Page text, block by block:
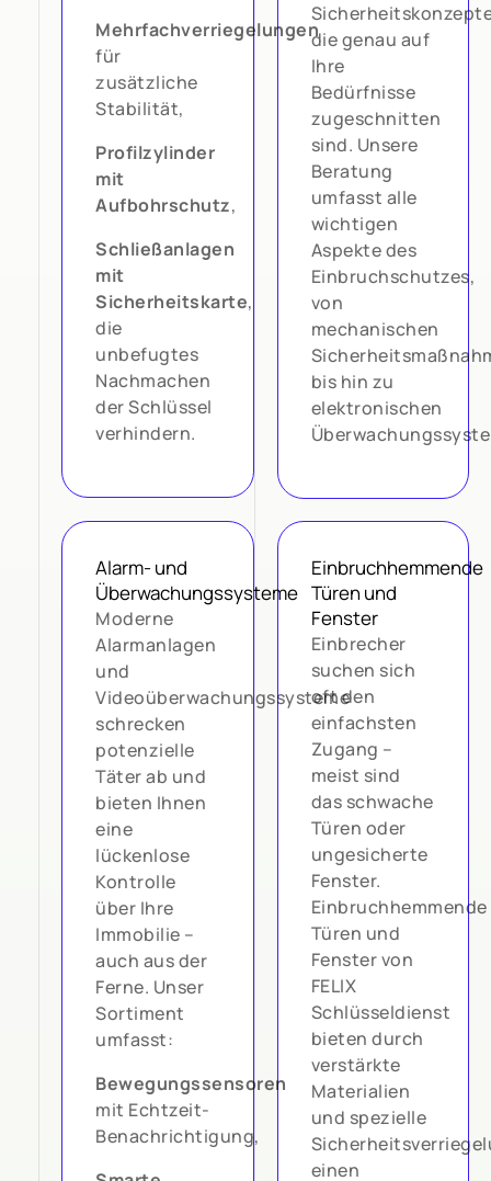
die genau auf
Ihre
Bedürfnisse
zugeschnitten
sind. Unsere
Beratung
umfasst alle
wichtigen
Aspekte des
Einbruchschutzes,
von
mechanischen
bis hin zu
elektronischen
Mehrfachverriegelungen
für
zusätzliche
Stabilität,
Profilzylinder
mit
Aufbohrschutz,
Schließanlagen
mit
Sicherheitskarte,
die
unbefugtes
Nachmachen
der Schlüssel
verhindern.
Einbruchhemmende
Türen und
Fenster
Einbrecher
suchen sich
oft den
einfachsten
Zugang –
meist sind
das schwache
Türen oder
ungesicherte
Fenster.
Einbruchhemmende
Türen und
Fenster von
FELIX
Schlüsseldienst
bieten durch
verstärkte
Materialien
und spezielle
einen
Alarm- und
Überwachungssysteme
Moderne
Alarmanlagen
und
Videoüberwachungssysteme
schrecken
potenzielle
Täter ab und
bieten Ihnen
eine
lückenlose
Kontrolle
über Ihre
Immobilie –
auch aus der
Ferne. Unser
Sortiment
umfasst:
Bewegungssensoren
mit Echtzeit-
Benachrichtigung,